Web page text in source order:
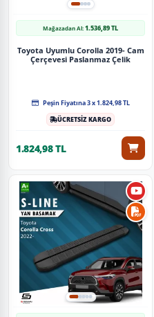
Mağazadan Al:1.536,89 TL
Toyota Uyumlu Corolla 2019- Cam
Çerçevesi Paslanmaz Çelik
Peşin Fiyatına 3 x 1.824,98 TL
ÜCRETSİZ KARGO
1.824,98 TL